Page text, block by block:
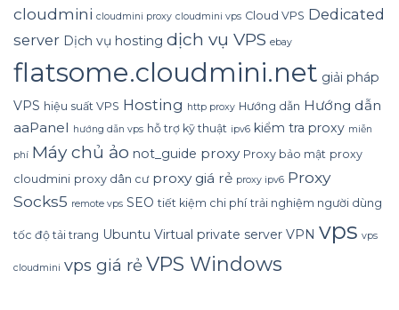
cloudmini cloudmini proxy cloudmini vps Cloud VPS Dedicated
server Dịch vụ hosting dịch vụ VPS ebay
flatsome.cloudmini.net giải pháp
VPS hiệu suất VPS Hosting http proxy Hướng dẫn Hướng dẫn
aaPanel hướng dẫn vps hỗ trợ kỹ thuật ipv6 kiểm tra proxy miễn
phí Máy chủ ảo not_guide proxy Proxy bảo mật proxy
cloudmini proxy dân cư proxy giá rẻ proxy ipv6 Proxy
Socks5 remote vps SEO tiết kiệm chi phí trải nghiệm người dùng
tốc độ tải trang Ubuntu Virtual private server VPN vps vps
cloudmini vps giá rẻVPS Windows